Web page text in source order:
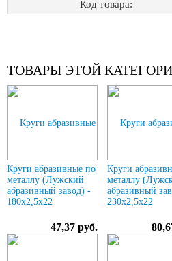
Код товара:
ТОВАРЫ ЭТОЙ
Круги абразивные по
металлу (Лужский
абразивный завод) -
180х2,5х22
47,37 руб.
Круги
металлу
абразивный
230х2,5х22